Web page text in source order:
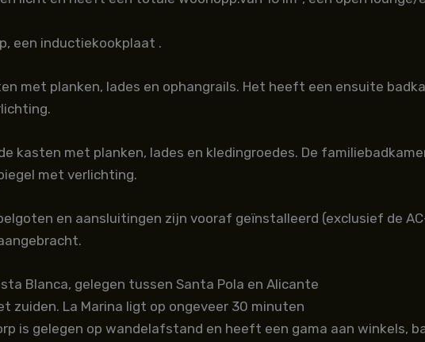
een inductiekookplaat .
met planken, lades en ophangrails. Het heeft een ensuite
kasten met planken, lades en kledingroedes. De
met verlichting.
en aansluitingen zijn vooraf geïnstalleerd (exclusief de
Blanca, gelegen tussen Santa Pola en Alicante
zuiden. La Marina ligt op ongeveer 30 minuten
is gelegen op wandelafstand en heeft een gama aan winkels,